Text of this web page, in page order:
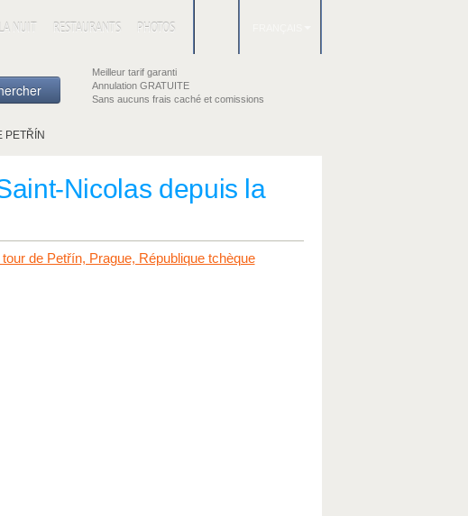
NUIT RESTAURANTS PHOTOS
Meilleur tarif garanti
Annulation GRATUITE
Sans aucuns frais caché et comissions
PETŘÍN
Nicolas depuis la